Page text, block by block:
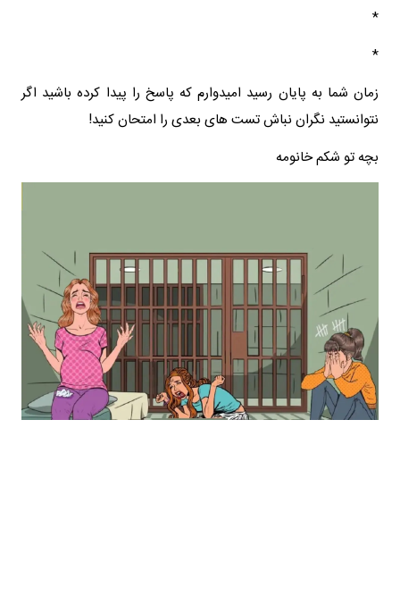
*
*
زمان شما به پایان رسید امیدوارم که پاسخ را پیدا کرده باشید اگر
نتوانستید نگران نباش تست های بعدی را امتحان کنید!
بچه تو شکم خانومه